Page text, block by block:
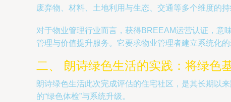
废弃物、材料、土地利用与生态、交通等多个维度的持
对于物业管理行业而言，获得BREEAM运营认证，意
管理与价值提升服务。它要求物业管理者建立系统化
二、 朗诗绿色生活的实践：将绿色
朗诗绿色生活此次完成评估的住宅社区，是其长期以
的“绿色体检”与系统升级。